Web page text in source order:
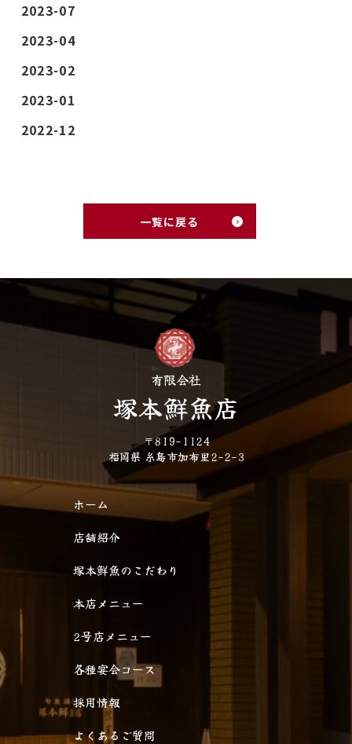
2023-07
2023-04
2023-02
2023-01
2022-12
一覧に戻る
有限会社
塚本鮮魚店
〒819-1124
福岡県 糸島市加布里2-2-3
ホーム
店舗紹介
塚本鮮魚のこだわり
本店メニュー
2号店メニュー
各種宴会コース
採用情報
よくあるご質問